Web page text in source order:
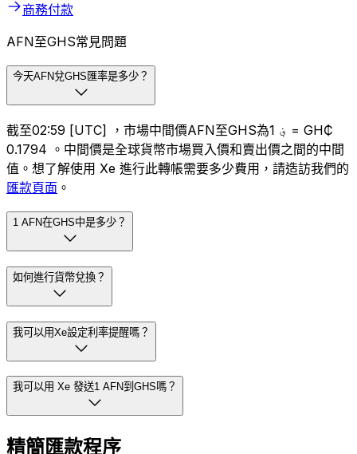
商務付款
AFN至GHS常見問題
今天AFN兌GHS匯率是多少？
截至02:59 [UTC] ，市場中間價AFN至GHS為؋ 1 = GH₵
0.1794 。中間價是全球貨幣市場買入價和賣出價之間的中間
值。想了解使用 Xe 進行此轉帳需要多少費用，請造訪我們的
匯款頁面 。
1 AFN在GHS中是多少？
如何進行貨幣兌換？
我可以用Xe設定利率提醒嗎？
我可以用 Xe 發送1 AFN到GHS嗎？
精簡匯款程序